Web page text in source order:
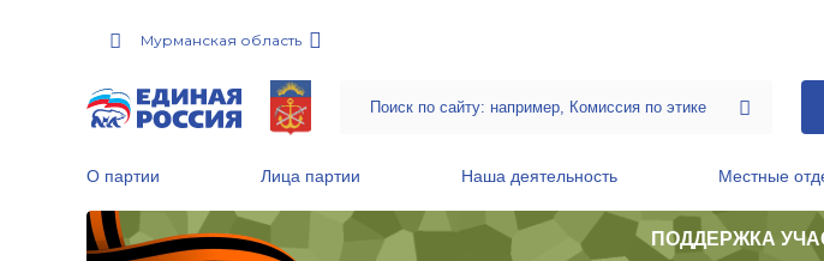
Мурманская область
О партии Лица партии Наша деятельность Местные
ПОДДЕРЖКА